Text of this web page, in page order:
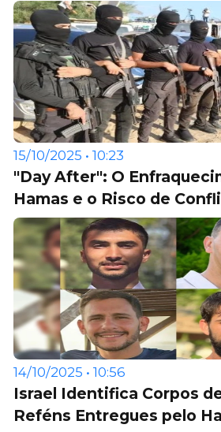
15/10/2025 • 10:23
"Day After": O
Hamas e o Risco de
14/10/2025 • 10:56
Israel Identifica Corpos
Reféns Entregues pelo